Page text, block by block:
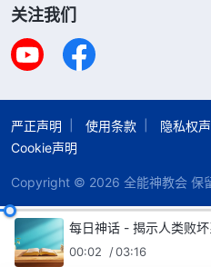
关注我们
严正声明 使用条款 隐私权
Cookie声明
Copyright © 2026 全能神教会 保
每日神话 - 揭示人类败
00:03 03:16